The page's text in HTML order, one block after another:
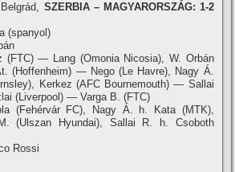
SZERBIA – MAGYARORSZÁG: 1-2
(spanyol)
(FTC) — Lang (Omonia Nicosia), W. Orbán
(Hoffenheim) — Nego (Le Havre), Nagy Á.
Kerkez (AFC Bournemouth) — Sallai
(Liverpool) — Varga B. (FTC)
(Fehérvár FC), Nagy Á. h. Kata (MTK),
(Ulszan Hyundai), Sallai R. h. Csoboth
Rossi